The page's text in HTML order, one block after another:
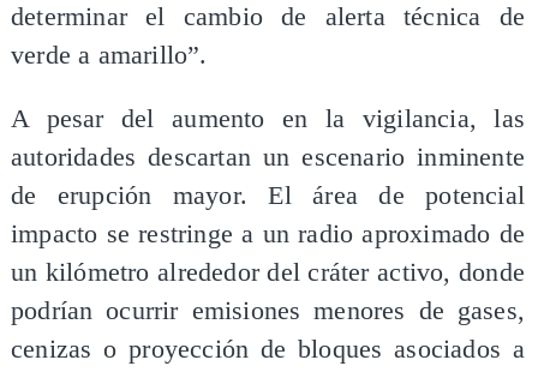
determinar el cambio de alerta técnica de
verde a amarillo”.
A pesar del aumento en la vigilancia, las
autoridades descartan un escenario inminente
de erupción mayor. El área de potencial
impacto se restringe a un radio aproximado de
un kilómetro alrededor del cráter activo, donde
podrían ocurrir emisiones menores de gases,
cenizas o proyección de bloques asociados a